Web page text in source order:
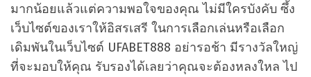
มากน้อยแล้วแต่ความพอใจของคุณ ไม่มีใครบังคับ ซึ้ง
เว็บไซต์ของเราให้อิสรเสรี ในการเลือกเล่นหรือเลือก
เดิมพันในเว็บไซต์ UFABET888 อย่ารอช้า มีรางวัลใหญ่
ที่จะมอบให้คุณ รับรองได้เลยว่าคุณจะต้องหลงใหล ไป